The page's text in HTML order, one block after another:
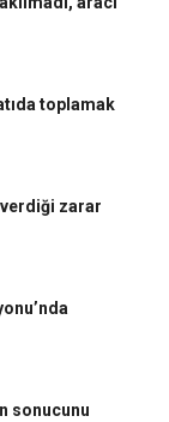
toplamak
zarar
sonucunu